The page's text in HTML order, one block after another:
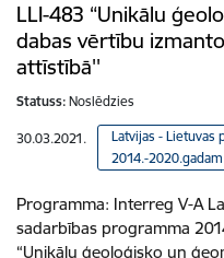
LLI-483 “Unikālu
dabas vērtību
attīstībā''
Statuss: Noslēdzies
30.03.2021.
Latvijas - Lietuvas
2014.-2020.gadam
Programma: Interreg V-A
sadarbības programma
“Unikālu ģeoloģisko un